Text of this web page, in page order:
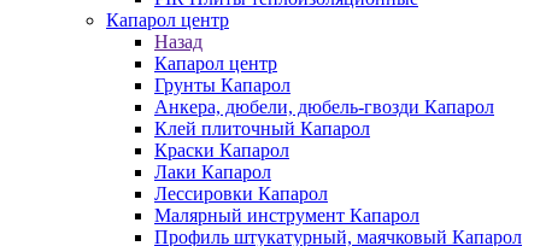
Капарол центр
Назад
Капарол центр
Грунты Капарол
Анкера, дюбели, дюбель-гвозди Капарол
Клей плиточный Капарол
Краски Капарол
Лаки Капарол
Лессировки Капарол
Малярный инструмент Капарол
Профиль штукатурный, маячковый Капарол